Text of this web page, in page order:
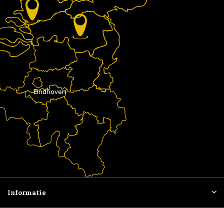
Eindhoven
Informatie